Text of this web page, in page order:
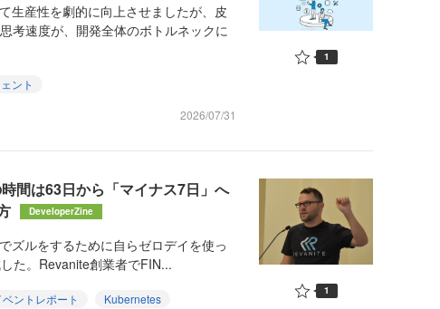
生産性を劇的に向上させましたが、皮
考速度が、開発全体のボトルネックに
ント
2026/07/31
1
間は63日から「マイナス7日」へ
DeveloperZine
ズルをするために自らゼロデイを使っ
た。Revanite創業者でFIN...
ベントレポート Kubernetes
1